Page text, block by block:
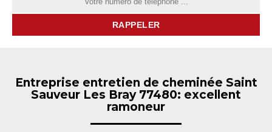
Entreprise entretien de cheminée Saint
Sauveur Les Bray 77480: excellent
ramoneur